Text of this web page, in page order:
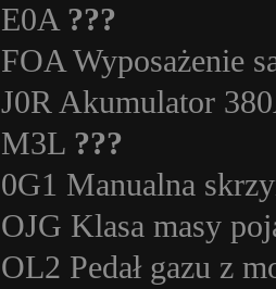
E0A ???
FOA Wyposażenie
J0R Akumulator
M3L ???
0G1 Manualna
OJG Klasa masy
OL2 Pedał gazu z